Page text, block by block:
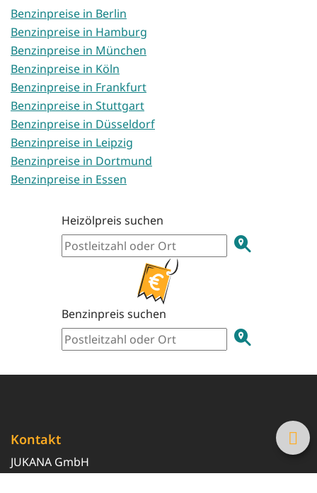
Benzinpreise in Berlin
Benzinpreise in Hamburg
Benzinpreise in München
Benzinpreise in Köln
Benzinpreise in Frankfurt
Benzinpreise in Stuttgart
Benzinpreise in Düsseldorf
Benzinpreise in Leipzig
Benzinpreise in Dortmund
Benzinpreise in Essen
Heizölpreis suchen
Benzinpreis suchen
Kontakt
JUKANA GmbH